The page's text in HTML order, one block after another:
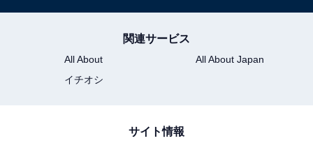
関連サービス
All About
All About Japan
イチオシ
サイト情報